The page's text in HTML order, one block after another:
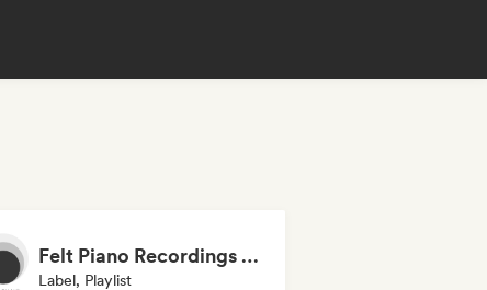
Felt Piano Recordings (label, playlists)
Label, Playlist